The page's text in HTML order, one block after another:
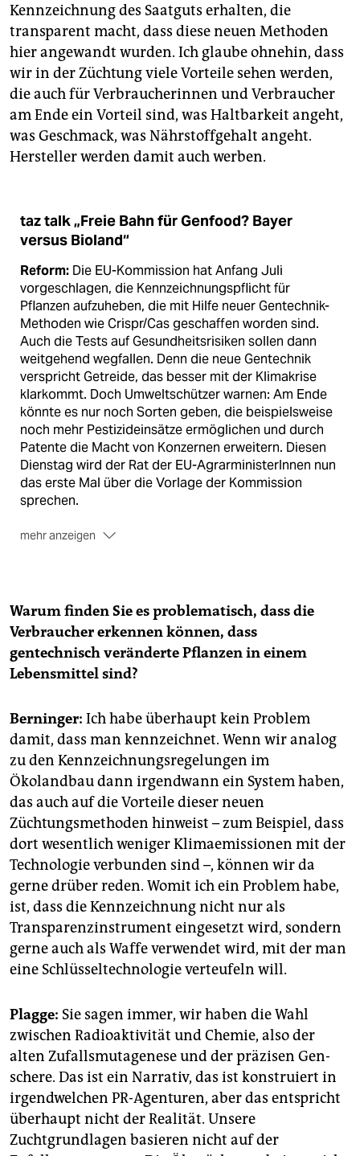
Kennzeichnung des Saatguts erhalten, die
transparent macht, dass diese neuen Methoden
hier angewandt wurden. Ich glaube ohnehin, dass
wir in der Züchtung viele Vorteile sehen werden,
die auch für Verbraucherinnen und Verbraucher
am Ende ein Vorteil sind, was Haltbarkeit angeht,
was Geschmack, was Nährstoffgehalt angeht.
Hersteller werden damit auch werben.
taz talk „Freie Bahn für Genfood? Bayer
versus Bioland“
Reform: Die EU-Kommission hat Anfang Juli
vorgeschlagen, die Kennzeichnungspflicht für
Pflanzen aufzuheben, die mit Hilfe neuer Gentechnik-
Methoden wie Crispr/Cas geschaffen worden sind.
Auch die Tests auf Gesundheitsrisiken sollen dann
weitgehend wegfallen. Denn die neue Gentechnik
verspricht Getreide, das besser mit der Klimakrise
klarkommt. Doch Umweltschützer warnen: Am Ende
könnte es nur noch Sorten geben, die beispielsweise
noch mehr Pestizid­einsätze ermöglichen und durch
Patente die Macht von Konzernen erweitern. Diesen
Dienstag wird der Rat der EU-AgrarministerInnen nun
das erste Mal über die Vorlage der Kommission
sprechen.
mehr anzeigen
Talk. Die schriftliche Version hier ist gekürzt und leicht
sprachlich bearbeitet. Berninger und Plagge haben
ihre Aussagen autorisiert. Die Videoaufzeichnung ist
abrufbar unterhttps://taz.de/Live-Talk-zu-Gentechnik-
in-Lebensmitteln/!5948296/
Warum finden Sie es problematisch, dass die
Verbraucher erkennen können, dass
gentechnisch veränderte Pflanzen in einem
Lebensmittel sind?
Berninger: Ich habe überhaupt kein Problem
damit, dass man kennzeichnet. Wenn wir analog
zu den Kennzeichnungsregelungen im
Ökolandbau dann irgendwann ein System haben,
das auch auf die Vorteile dieser neuen
Züchtungsmethoden hinweist – zum Beispiel, dass
dort wesentlich weniger Klimaemissionen mit der
Technologie verbunden sind –, können wir da
gerne drüber reden. Womit ich ein Problem habe,
ist, dass die Kennzeichnung nicht nur als
Transparenz­instrument eingesetzt wird, sondern
gerne auch als Waffe verwendet wird, mit der man
eine Schlüsseltechnologie verteufeln will.
Plagge: Sie sagen immer, wir haben die Wahl
zwischen Radioaktivität und Chemie, also der
alten Zufallsmutagenese und der präzisen Gen­
schere. Das ist ein Narrativ, das ist konstruiert in
irgendwelchen PR-Agenturen, aber das entspricht
überhaupt nicht der Realität. Unsere
Zuchtgrundlagen basieren nicht auf der